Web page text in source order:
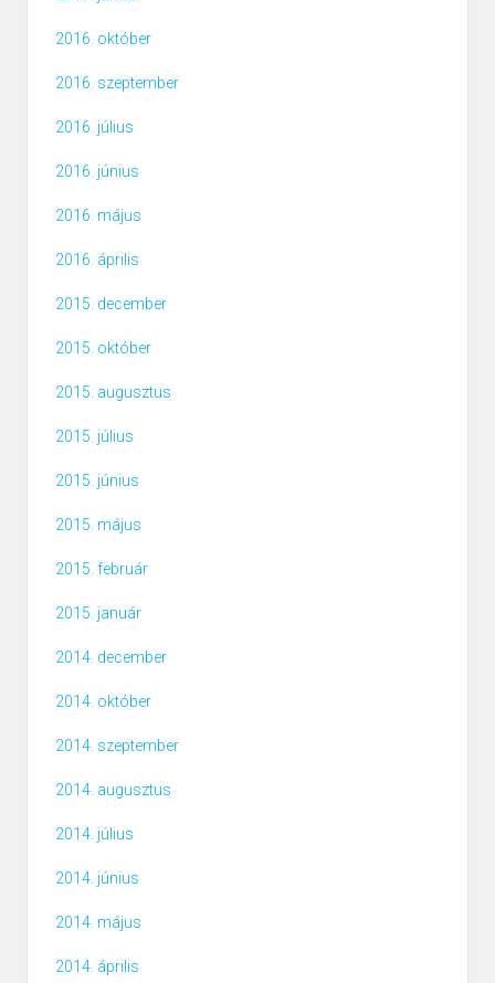
2016. október
2016. szeptember
2016. július
2016. június
2016. május
2016. április
2015. december
2015. október
2015. augusztus
2015. július
2015. június
2015. május
2015. február
2015. január
2014. december
2014. október
2014. szeptember
2014. augusztus
2014. július
2014. június
2014. május
2014. április